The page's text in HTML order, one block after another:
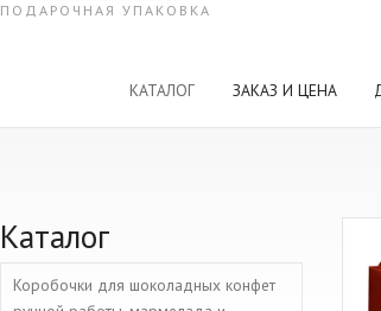
ПОДАРОЧНАЯ УПАКОВКА
КАТАЛОГ ЗАКАЗ И ЦЕНА
Каталог
Коробочки для шоколадных конфет